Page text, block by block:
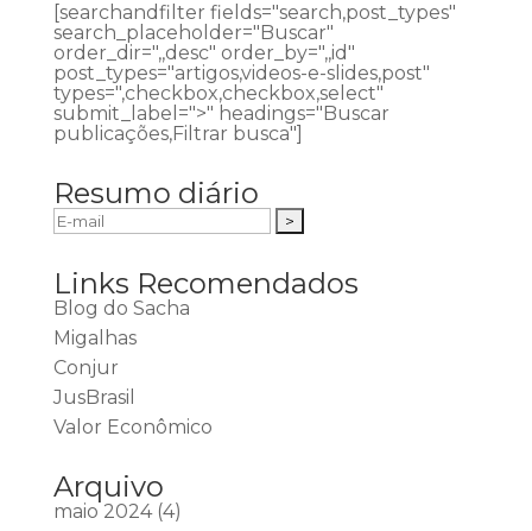
[searchandfilter fields="search,post_types"
search_placeholder="Buscar"
order_dir=",,desc" order_by=",,id"
post_types="artigos,videos-e-slides,post"
types=",checkbox,checkbox,select"
submit_label=">" headings="Buscar
publicações,Filtrar busca"]
Resumo diário
Links Recomendados
Blog do Sacha
Migalhas
Conjur
JusBrasil
Valor Econômico
Arquivo
maio 2024(4)